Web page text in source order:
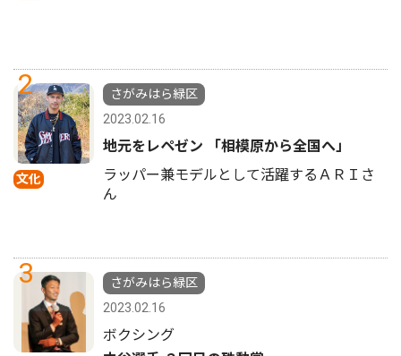
2
文化
さがみはら緑区
2023.02.16
地元をレペゼン 「相模原から全国へ」
ラッパー兼モデルとして活躍するＡＲＩさ
ん
3
さがみはら緑区
2023.02.16
ボクシング